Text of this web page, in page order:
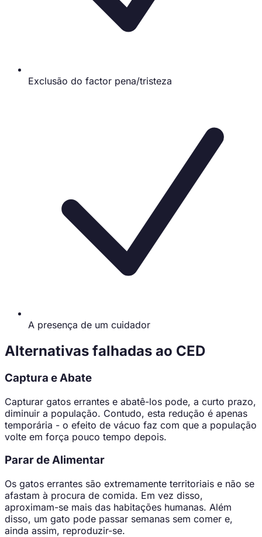
Exclusão do factor pena/tristeza
A presença de um cuidador
Alternativas falhadas ao CED
Captura e Abate
Capturar gatos errantes e abatê-los pode, a curto prazo,
diminuir a população. Contudo, esta redução é apenas
temporária - o efeito de vácuo faz com que a população
volte em força pouco tempo depois.
Parar de Alimentar
Os gatos errantes são extremamente territoriais e não se
afastam à procura de comida. Em vez disso,
aproximam-se mais das habitações humanas. Além
disso, um gato pode passar semanas sem comer e,
ainda assim, reproduzir-se.